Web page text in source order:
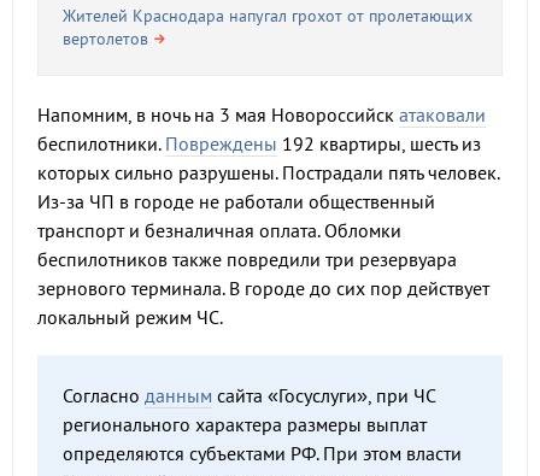
Жителей Краснодара напугал грохот от пролетающих
вертолетов
Напомним, в ночь на 3 мая Новороссийск атаковали
беспилотники. Повреждены 192 квартиры, шесть из
которых сильно разрушены. Пострадали пять человек.
Из-за ЧП в городе не работали общественный
транспорт и безналичная оплата. Обломки
беспилотников также повредили три резервуара
зернового терминала. В городе до сих пор действует
локальный режим ЧС.
Согласно данным сайта «Госуслуги», при ЧС
регионального характера размеры выплат
определяются субъектами РФ. При этом власти